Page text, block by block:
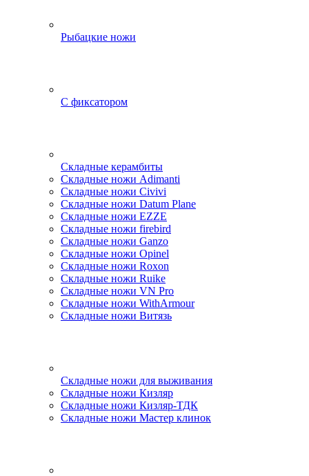
Рыбацкие ножи
С фиксатором
Складные керамбиты
Складные ножи Adimanti
Складные ножи Civivi
Складные ножи Datum Plane
Складные ножи EZZE
Складные ножи firebird
Складные ножи Ganzo
Складные ножи Opinel
Складные ножи Roxon
Складные ножи Ruike
Складные ножи VN Pro
Складные ножи WithArmour
Складные ножи Витязь
Складные ножи для выживания
Складные ножи Кизляр
Складные ножи Кизляр-ТДК
Складные ножи Мастер клинок